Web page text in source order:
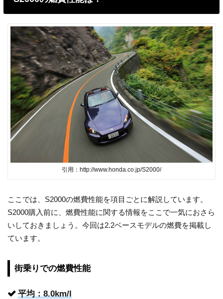
引用：http://www.honda.co.jp/S2000/
ここでは、S2000の燃費性能を項目ごとに解説しています。
S2000購入前に、燃費性能に関する情報をここで一気におさら
いしておきましょう。今回は2.2ベースモデルの燃費を掲載し
ています。
街乗りでの燃費性能
平均：8.0km/l